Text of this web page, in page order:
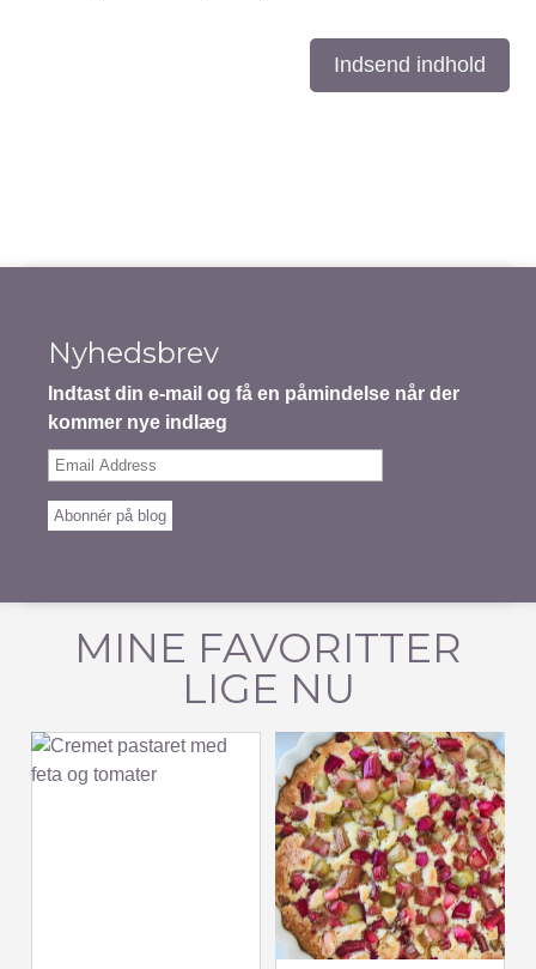
Indsend indhold
Nyhedsbrev
Indtast din e-mail og få en påmindelse når der
kommer nye indlæg
Email
Abonnér på blog
MINE FAVORITTER
LIGE NU